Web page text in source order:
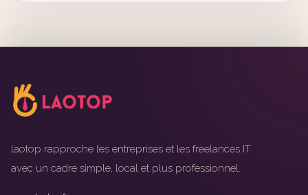
laotop rapproche les entreprises et les freelances IT
avec un cadre simple, local et plus professionnel.